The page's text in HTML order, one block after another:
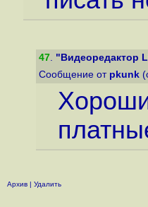
47. "Видеоредактор
Сообщение от pkunk
Архив | Удалить